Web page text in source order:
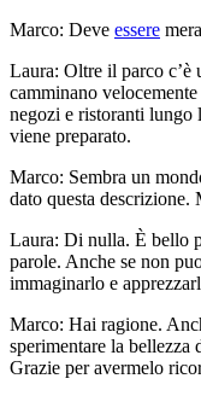
Marco: Deve essere
Laura: Oltre il parco c’è
camminano
negozi e ristoranti lungo
viene preparato.
Marco: Sembra un
dato questa descrizione.
Laura: Di nulla. È bello
parole. Anche se non
immaginarlo e
Marco: Hai ragione.
sperimentare la bellezza
Grazie per avermelo